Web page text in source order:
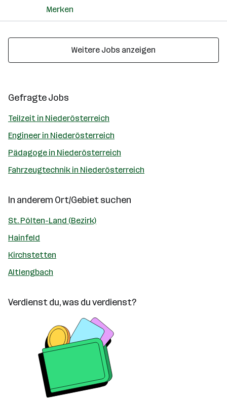
Merken
Weitere Jobs anzeigen
Gefragte Jobs
Teilzeit in Niederösterreich
Engineer in Niederösterreich
Pädagoge in Niederösterreich
Fahrzeugtechnik in Niederösterreich
In anderem Ort/Gebiet suchen
St. Pölten-Land (Bezirk)
Hainfeld
Kirchstetten
Altlengbach
Verdienst du, was du verdienst?